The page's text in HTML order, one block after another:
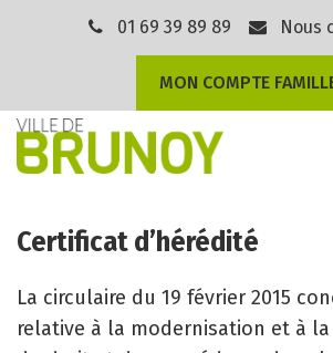
01 69 39 89 89 Nous
MON COMPTE
Certificat d’hérédité
La circulaire du 19 février 2015
relative à la modernisation et à